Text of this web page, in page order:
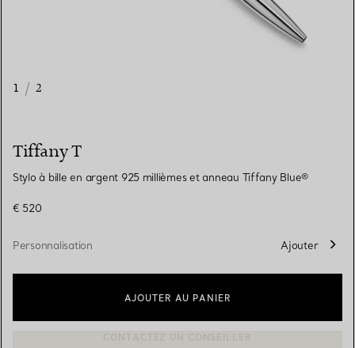
1 / 2
Tiffany T
Stylo à bille en argent 925 millièmes et anneau Tiffany Blue®
€ 520
Personnalisation Ajouter
AJOUTER AU PANIER